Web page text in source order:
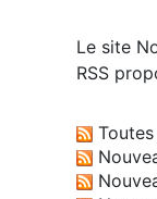
Le site
RSS